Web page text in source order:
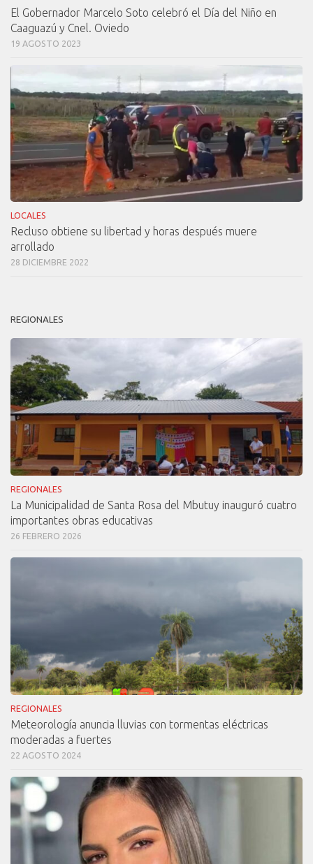
El Gobernador Marcelo Soto celebró el Día del Niño en
Caaguazú y Cnel. Oviedo
19 AGOSTO 2023
LOCALES
Recluso obtiene su libertad y horas después muere
arrollado
28 DICIEMBRE 2022
REGIONALES
REGIONALES
La Municipalidad de Santa Rosa del Mbutuy inauguró cuatro
importantes obras educativas
26 FEBRERO 2026
REGIONALES
Meteorología anuncia lluvias con tormentas eléctricas
moderadas a fuertes
22 AGOSTO 2024